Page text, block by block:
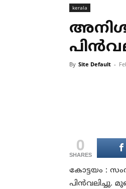
kerala
By Site Default -
0
SHARES
കോട്ടയം :
പിന്‍വലിച്ചു.